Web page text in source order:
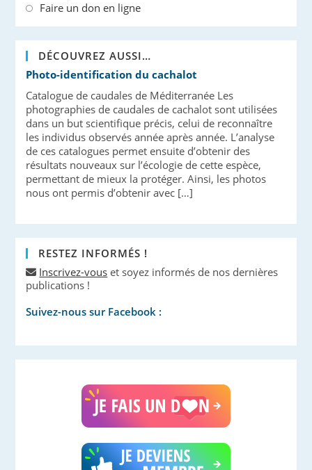
Faire un don en ligne
DÉCOUVREZ AUSSI…
Photo-identification du cachalot
Catalogue de caudales de Méditerranée Les
photographies de caudales de cachalot sont utilisées
dans un but scientifique précis, celui de reconnaître
les individus observés année après année. L’analyse
de ces catalogues permet ensuite d’obtenir des
résultats nouveaux sur l’écologie de cette espèce,
permettant de mieux la protéger. Ainsi, les photos
nous ont permis d’obtenir avec […]
RESTEZ INFORMÉS !
Inscrivez-vous et soyez informés de nos dernières
publications !
Suivez-nous sur Facebook :